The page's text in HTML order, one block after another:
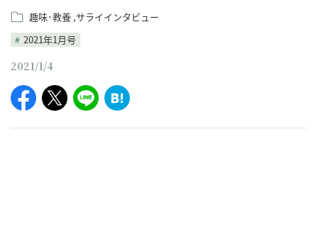
趣味･教養 サライインタビュー
2021年1月号
2021/1/4